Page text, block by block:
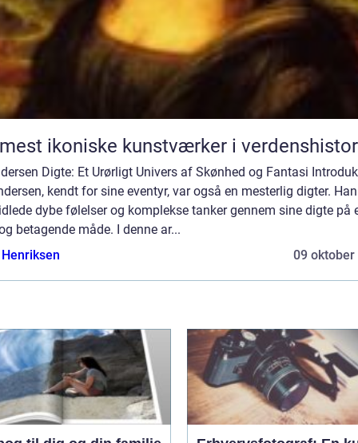
ikoniske kunstværker i
Digte: Et Urørligt Univers af Skønhed og Fantasi
kendt for sine eventyr, var også en mesterlig digter. Han
dybe følelser og komplekse tanker gennem sine digte på
betagende måde. I denne ar...
09 oktober